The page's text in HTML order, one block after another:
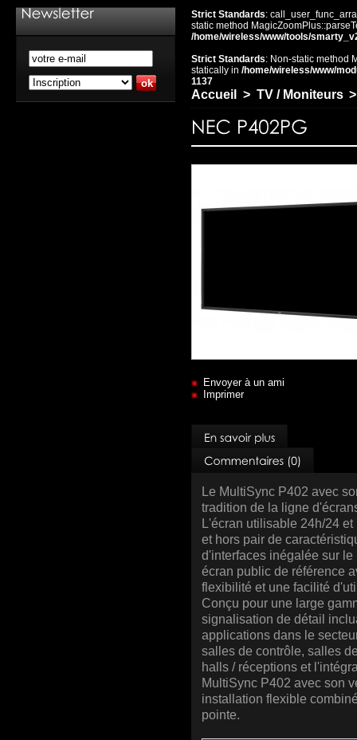
Strict Standards:
static method
/home/wireless/www/tools/
Strict Standards: Non-static method
statically in /home/wireless/www/
1137
Accueil > TV / Moniteurs >
Envoyer à un ami
Imprimer
Le MultiSync P402 avec
tradition de la ligne
L'écran utilisable 24h/24
et hors pair de
d'interfaces inégalée sur
écran public de référence
flexibilité et une facilité
Conçu pour une large
signalisation de détail
applications dans le
salles de contrôle, salles
halls / réceptions et
MultiSync P402 avec son
installation flexible
pointe.